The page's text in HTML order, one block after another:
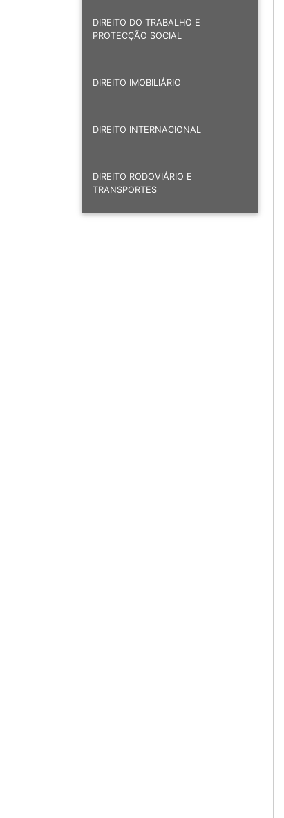
DIREITO DO TRABALHO E
PROTECÇÃO SOCIAL
DIREITO IMOBILIÁRIO
DIREITO INTERNACIONAL
DIREITO RODOVIÁRIO E
TRANSPORTES